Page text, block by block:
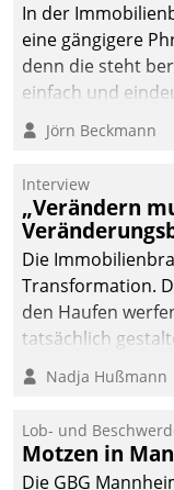
In der
eine gängigere
denn die steht
einfach und
Verantwortung
Jörn Beckmann
Interview
„Verändern
Die
Transformation.
den Haufen
tatsächlich
Argumente zählen
Nadja Hußmann
Lob- und
Motzen in
Die GBG